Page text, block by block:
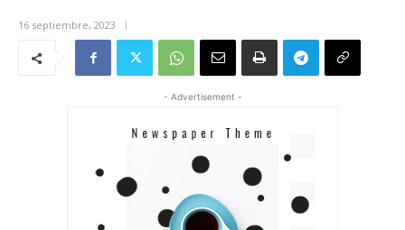
16 septiembre, 2023
- Advertisement -